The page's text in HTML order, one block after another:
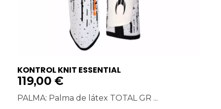
KONTROL KNIT ESSENTIAL
119,00 €
PALMA: Palma de látex TOTAL GR ...